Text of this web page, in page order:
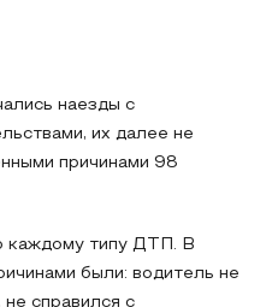
наезды с
их далее не
причинами 98
каждому типу ДТП. В
были: водитель не
справился с